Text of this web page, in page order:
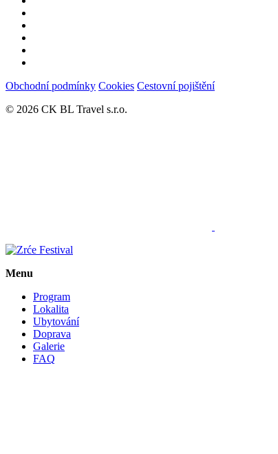
Obchodní podmínky Cookies Cestovní pojištění
© 2026 CK BL Travel s.r.o.
Menu
Program
Lokalita
Ubytování
Doprava
Galerie
FAQ